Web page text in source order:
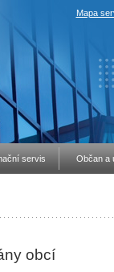
Mapa
servis Občan a
obcí